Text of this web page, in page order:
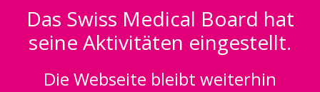
Das Swiss Medical Board hat
seine Aktivitäten eingestellt.
Die Webseite bleibt weiterhin